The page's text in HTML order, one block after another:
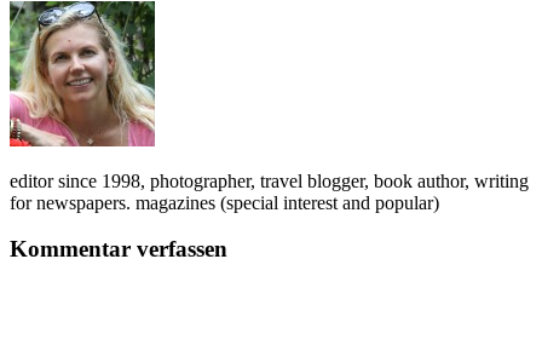
editor since 1998, photographer, travel blogger, book author, writing
for newspapers. magazines (special interest and popular)
Kommentar verfassen